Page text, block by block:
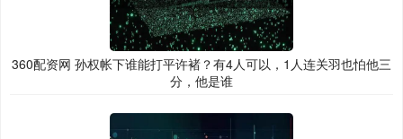
360配资网 孙权帐下谁能打平许褚？有4人可以，1人连关羽也怕他三
分，他是谁